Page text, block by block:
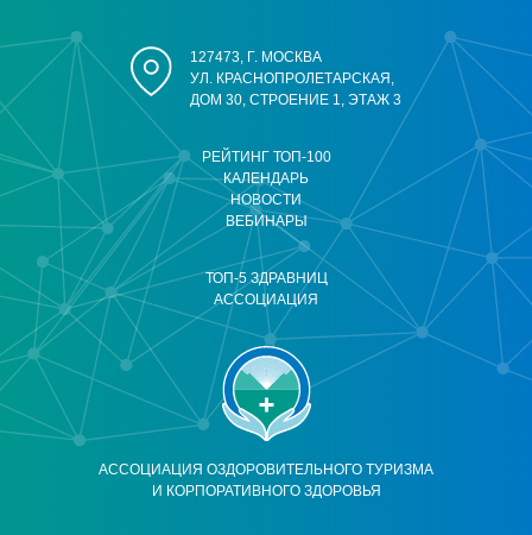
АССОЦИАЦИЯ ОЗДОРОВИТЕЛЬНОГО ТУРИЗМА
И КОРПОРАТИВНОГО ЗДОРОВЬЯ
РЕЙТИНГ ТОП-100
КАЛЕНДАРЬ
НОВОСТИ
ВЕБИНАРЫ
ТОП-5 ЗДРАВНИЦ
АССОЦИАЦИЯ
127473, Г. МОСКВА
УЛ. КРАСНОПРОЛЕТАРСКАЯ,
ДОМ 30, СТРОЕНИЕ 1, ЭТАЖ 3